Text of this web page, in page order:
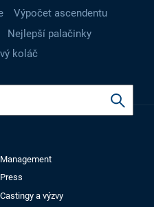
Výpočet ascendentu
Nejlepší palačinky
koláč
Management
Press
Castingy a výzvy